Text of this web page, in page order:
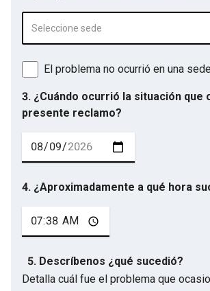
Seleccione sede
El problema no ocurrió en una
3. ¿Cuándo ocurrió la situación que
presente reclamo?
4. ¿Aproximadamente a qué hora
5. Descríbenos ¿qué sucedió?
Detalla cuál fue el problema que